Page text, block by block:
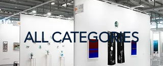
ALL CATEGORIES